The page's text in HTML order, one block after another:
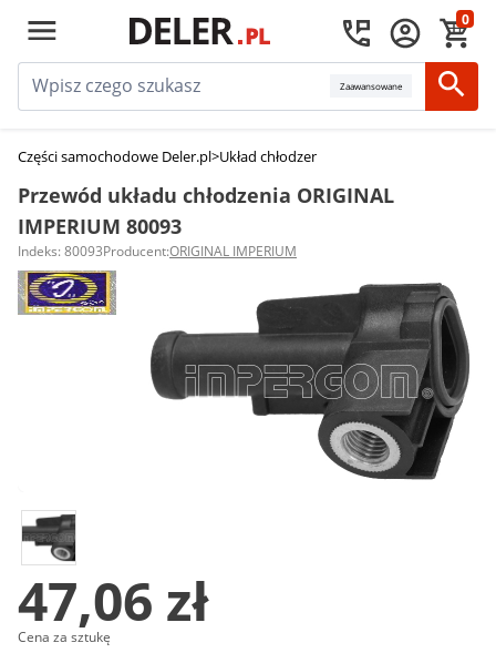
0
Zaawansowane
Części samochodowe Deler.pl>Układ chłodzenia silnika
Przewód układu chłodzenia ORIGINAL
IMPERIUM 80093
Indeks: 80093Producent:ORIGINAL IMPERIUM
47,06 zł
Cena za sztukę